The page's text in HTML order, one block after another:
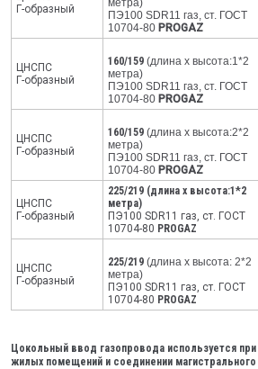
Г-образный
ПЭ100 SDR11 газ, ст. ГОСТ
10704-80 PROGAZ
ЦНСПС
Г-образный
160/159(длина х высота:1*2
метра)
ПЭ100 SDR11 газ, ст. ГОСТ
10704-80 PROGAZ
ЦНСПС
Г-образный
160/159(длина х высота:2*2
метра)
ПЭ100 SDR11 газ, ст. ГОСТ
10704-80 PROGAZ
ЦНСПС
Г-образный
225/219(длина х высота:1*2
метра)
ПЭ100 SDR11 газ, ст. ГОСТ
10704-80 PROGAZ
ЦНСПС
Г-образный
225/219(длина х высота: 2*2
метра)
ПЭ100 SDR11 газ, ст. ГОСТ
10704-80 PROGAZ
Цокольный ввод газопровода используется при
жилых помещений и соединении